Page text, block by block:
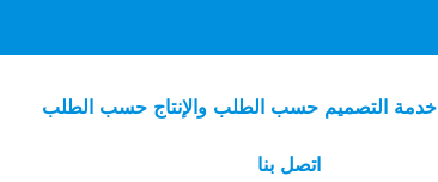
خدمة التصميم حسب الطلب والإنتاج حسب الطلب
اتصل بنا